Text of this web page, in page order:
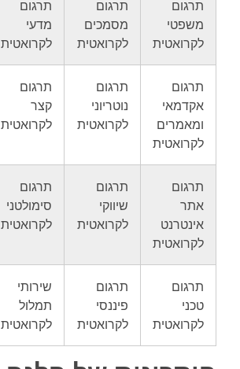
תרגום
משפטי
לקרואטית
תרגום
מסמכים
לקרואטית
תרגום
מדעי
לקרואטית
תרגום
אקדמאי
ומאמרים
לקרואטית
תרגום
נוטריוני
לקרואטית
תרגום
קצר
לקרואטית
תרגום
אתר
אינטרנט
לקרואטית
תרגום
שיווקי
לקרואטית
תרגום
סימולטני
לקרואטית
תרגום
טכני
לקרואטית
תרגום
פיננסי
לקרואטית
שירותי
תמלול
לקרואטית